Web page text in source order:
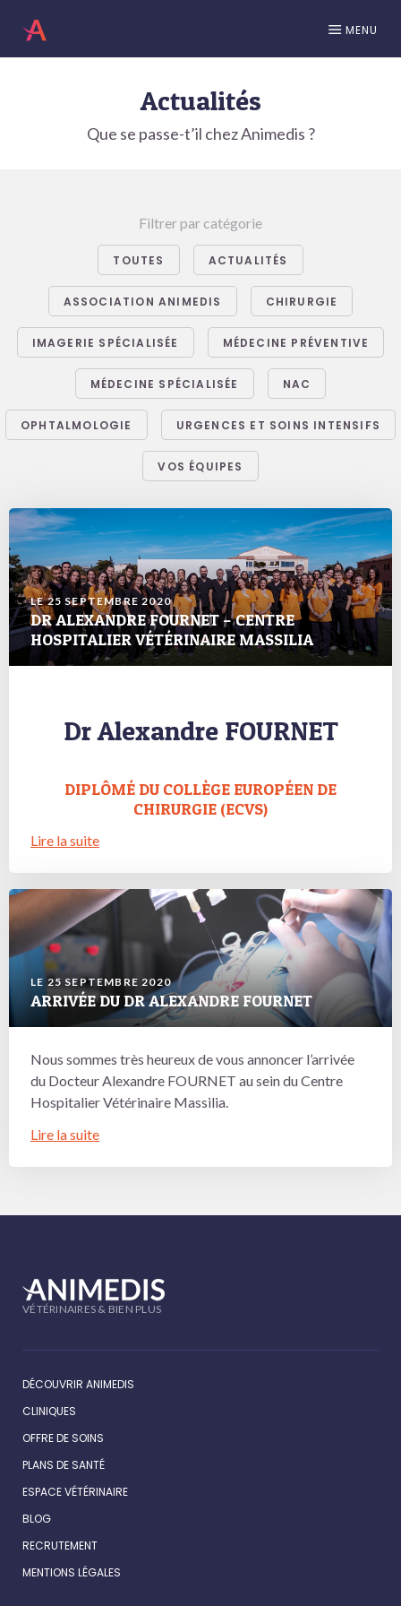
MENU
Actualités
Que se passe-t’il chez Animedis ?
Filtrer par catégorie
TOUTES ACTUALITÉS
ASSOCIATION ANIMEDIS CHIRURGIE
IMAGERIE SPÉCIALISÉE MÉDECINE PRÉVENTIVE
MÉDECINE SPÉCIALISÉE NAC
OPHTALMOLOGIE URGENCES ET SOINS INTENSIFS
VOS ÉQUIPES
LE 25 SEPTEMBRE 2020
DR ALEXANDRE FOURNET – CENTRE
HOSPITALIER VÉTÉRINAIRE MASSILIA
Dr Alexandre FOURNET
DIPLÔMÉ DU COLLÈGE EUROPÉEN DE
CHIRURGIE (ECVS)
Lire la suite
LE 25 SEPTEMBRE 2020
ARRIVÉE DU DR ALEXANDRE FOURNET
Nous sommes très heureux de vous annoncer l’arrivée
du Docteur Alexandre FOURNET au sein du Centre
Hospitalier Vétérinaire Massilia.
Lire la suite
VÉTÉRINAIRES & BIEN PLUS
DÉCOUVRIR ANIMEDIS
CLINIQUES
OFFRE DE SOINS
PLANS DE SANTÉ
ESPACE VÉTÉRINAIRE
BLOG
RECRUTEMENT
MENTIONS LÉGALES